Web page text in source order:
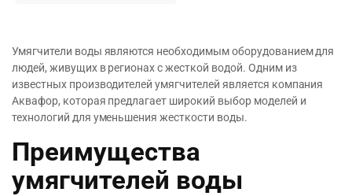
Умягчители воды являются необходимым оборудованием для
людей, живущих в регионах с жесткой водой. Одним из
известных производителей умягчителей является компания
Аквафор, которая предлагает широкий выбор моделей и
технологий для уменьшения жесткости воды.
Преимущества
умягчителей воды